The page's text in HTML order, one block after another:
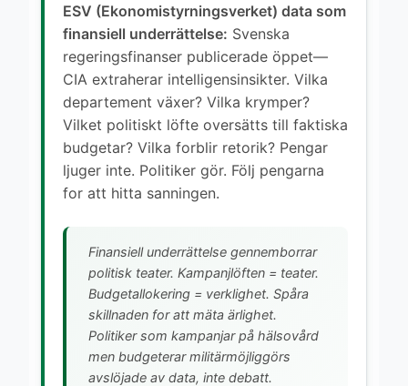
ESV (Ekonomistyrningsverket) data som
finansiell underrättelse: Svenska
regeringsfinanser publicerade öppet—
CIA extraherar intelligensinsikter. Vilka
departement växer? Vilka krymper?
Vilket politiskt löfte oversätts till faktiska
budgetar? Vilka forblir retorik? Pengar
ljuger inte. Politiker gör. Följ pengarna
for att hitta sanningen.
Finansiell underrättelse gennemborrar
politisk teater. Kampanjlöften = teater.
Budgetallokering = verklighet. Spåra
skillnaden for att mäta ärlighet.
Politiker som kampanjar på hälsovård
men budgeterar militärmöjliggörs
avslöjade av data, inte debatt.